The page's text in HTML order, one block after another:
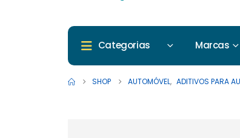
Categorias Marcas
SHOP AUTOMÓVEL, ADITIVOS PARA